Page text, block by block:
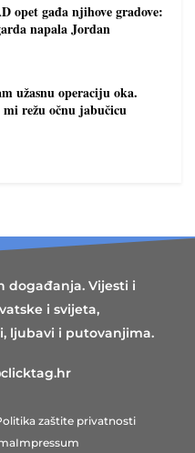
opet gađa njihove gradove:
napala Jordan
užasnu operaciju oka.
mi režu očnu jabučicu
događanja. Vijesti i
i svijeta,
ljubavi i putovanjima.
zaštite privatnosti
Impressum